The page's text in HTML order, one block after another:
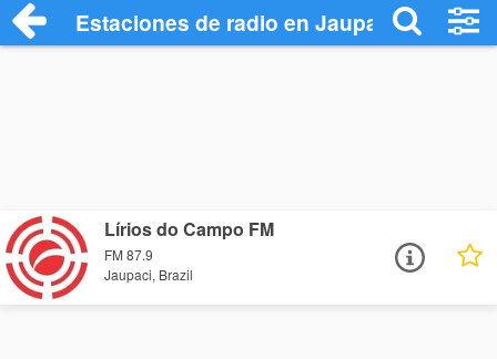
Estaciones de radio en Jaupaci -
Lírios do Campo FM
FM 87.9
Jaupaci, Brazil